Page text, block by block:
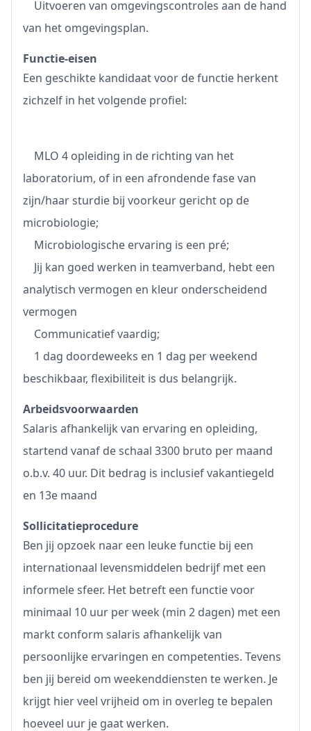
Uitvoeren van omgevingscontroles aan de hand
van het omgevingsplan.
Functie-eisen
Een geschikte kandidaat voor de functie herkent
zichzelf in het volgende profiel:
MLO 4 opleiding in de richting van het
laboratorium, of in een afrondende fase van
zijn/haar sturdie bij voorkeur gericht op de
microbiologie;
Microbiologische ervaring is een pré;
Jij kan goed werken in teamverband, hebt een
analytisch vermogen en kleur onderscheidend
vermogen
Communicatief vaardig;
1 dag doordeweeks en 1 dag per weekend
beschikbaar, flexibiliteit is dus belangrijk.
Arbeidsvoorwaarden
Salaris afhankelijk van ervaring en opleiding,
startend vanaf de schaal 3300 bruto per maand
o.b.v. 40 uur. Dit bedrag is inclusief vakantiegeld
en 13e maand
Sollicitatieprocedure
Ben jij opzoek naar een leuke functie bij een
internationaal levensmiddelen bedrijf met een
informele sfeer. Het betreft een functie voor
minimaal 10 uur per week (min 2 dagen) met een
markt conform salaris afhankelijk van
persoonlijke ervaringen en competenties. Tevens
ben jij bereid om weekenddiensten te werken. Je
krijgt hier veel vrijheid om in overleg te bepalen
hoeveel uur je gaat werken.